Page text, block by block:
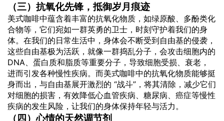
（三）抗氧化先锋，抵御岁月痕迹
美式咖啡中蕴含着丰富的抗氧化物质，如绿原酸、多酚类化
合物等，它们宛如一群英勇的卫士，时刻守护着我们的身
体。在我们的日常生活中，身体会不断受到自由基的侵袭，
这些自由基极为活跃，就像一群捣乱分子，会攻击细胞内的
DNA、蛋白质和脂质等重要分子，导致细胞受损、衰老，
进而引发各种慢性疾病。而美式咖啡中的抗氧化物质能够挺
身而出，与自由基展开激烈的 “战斗”，将其清除，减少它们
对细胞的损害，有效降低心血管疾病、糖尿病、癌症等慢性
疾病的发生风险，让我们的身体保持年轻与活力。
（四）心情的天然调节剂